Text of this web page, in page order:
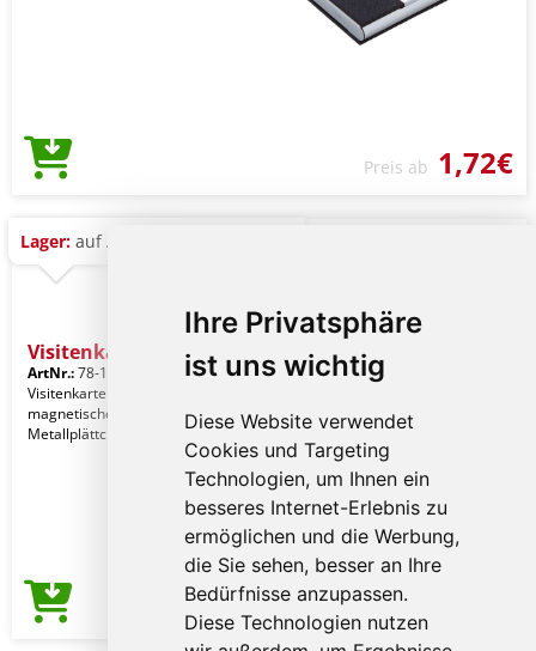
Ihre Privatsphäre
ist uns wichtig
Diese Website verwendet
Cookies und Targeting
Technologien, um Ihnen ein
besseres Internet-Erlebnis zu
ermöglichen und die Werbung,
die Sie sehen, besser an Ihre
Bedürfnisse anzupassen.
Diese Technologien nutzen
Preis ab 1,72€
Lager: auf Anfrage
Visitenkartenetui ATLAS
ArtNr.:78-1103148
Visitenkartenetui ATLAS : mit
magnetischem Verschluss und
Metallplättchen zur Werbeanbringung
Preis ab